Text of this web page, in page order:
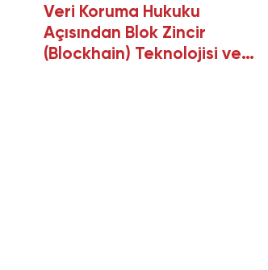
Veri Koruma Hukuku
Açısından Blok Zincir
(Blockhain) Teknolojisi ve